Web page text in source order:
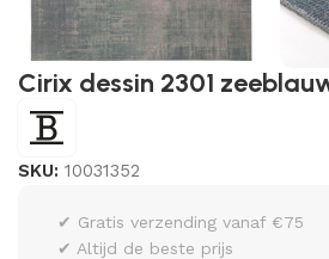
Cirix dessin 2301
SKU: 10031352
✔ Gratis verzending vanaf €75
✔ Altijd de beste prijs